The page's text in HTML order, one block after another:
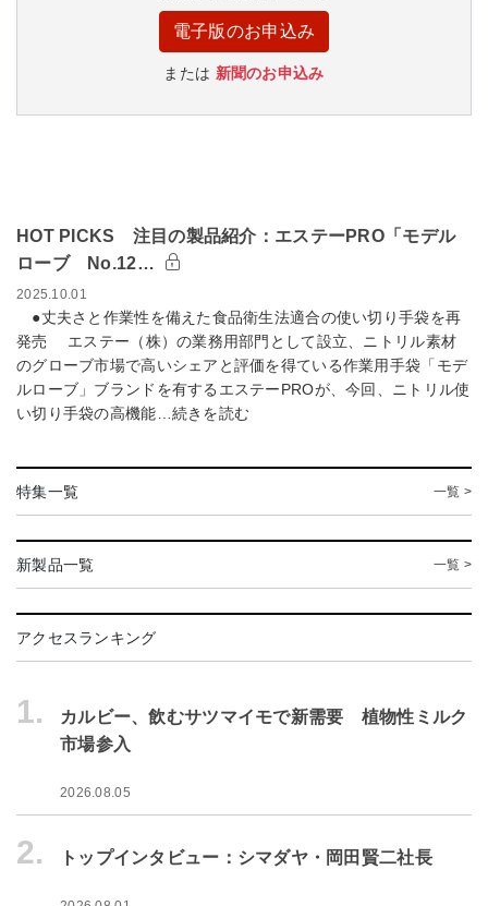
電子版のお申込み
または 新聞のお申込み
HOT PICKS 注目の製品紹介：エステーPRO「モデル
ローブ No.12…
2025.10.01
●丈夫さと作業性を備えた食品衛生法適合の使い切り手袋を再
発売 エステー（株）の業務用部門として設立、ニトリル素材
のグローブ市場で高いシェアと評価を得ている作業用手袋「モデ
ルローブ」ブランドを有するエステーPROが、今回、ニトリル使
い切り手袋の高機能…続きを読む
特集一覧 一覧 >
新製品一覧 一覧 >
アクセスランキング
1.
カルビー、飲むサツマイモで新需要 植物性ミルク
市場参入
2026.08.05
2. トップインタビュー：シマダヤ・岡田賢二社長